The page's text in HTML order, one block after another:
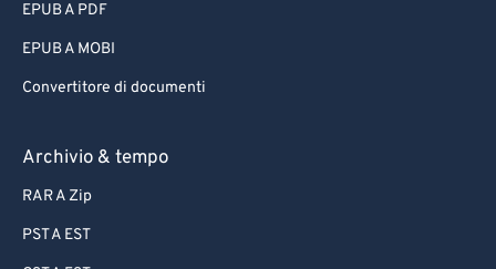
EPUB A PDF
EPUB A MOBI
Convertitore di documenti
Archivio & tempo
RAR A Zip
PST A EST